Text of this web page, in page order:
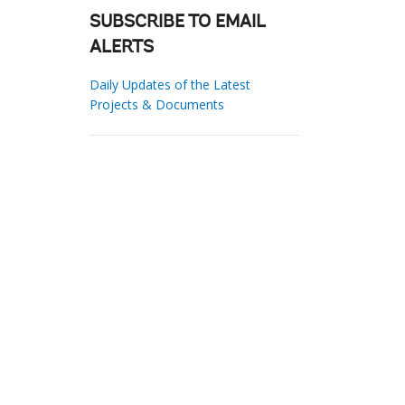
SUBSCRIBE TO EMAIL
ALERTS
Daily Updates of the Latest
Projects & Documents